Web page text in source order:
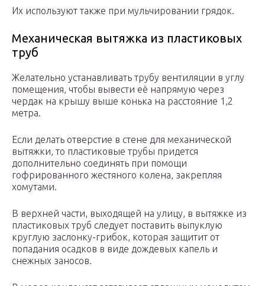
Их используют также при мульчировании грядок.
Механическая вытяжка из пластиковых
труб
Желательно устанавливать трубу вентиляции в углу
помещения, чтобы вывести её напрямую через
чердак на крышу выше конька на расстояние 1,2
метра.
Если делать отверстие в стене для механической
вытяжки, то пластиковые трубы придется
дополнительно соединять при помощи
гофрированного жестяного колена, закрепляя
хомутами.
В верхней части, выходящей на улицу, в вытяжке из
пластиковых труб следует поставить выпуклую
круглую заслонку-грибок, которая защитит от
попадания осадков в виде дождевых капель и
снежных заносов.